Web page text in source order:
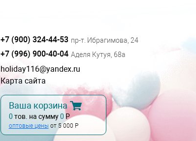
+7 (900) 324-44-53 пр-т. Ибрагимова, 24
+7 (996) 900-40-04 Аделя Кутуя, 68а
holiday116@yandex.ru
Карта сайта
Ваша корзина
0 тов. на сумму0 Р
оптовые цены от 5 000 Р